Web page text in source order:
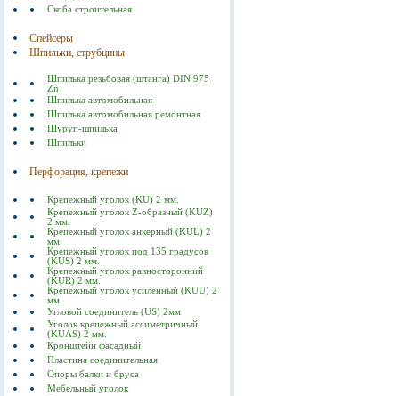
Скоба строительная
Спейсеры
Шпильки, струбцины
Шпилька резьбовая (штанга) DIN 975
Zn
Шпилька автомобильная
Шпилька автомобильная ремонтная
Шуруп-шпилька
Шпильки
Перфорация, крепежи
Крепежный уголок (KU) 2 мм.
Крепежный уголок Z-образный (KUZ)
2 мм.
Крепежный уголок анкерный (KUL) 2
мм.
Крепежный уголок под 135 градусов
(KUS) 2 мм.
Крепежный уголок равносторонний
(KUR) 2 мм.
Крепежный уголок усиленный (KUU) 2
мм.
Угловой соединитель (US) 2мм
Уголок крепежный ассиметричный
(KUAS) 2 мм.
Кронштейн фасадный
Пластина соединительная
Опоры балки и бруса
Мебельный уголок